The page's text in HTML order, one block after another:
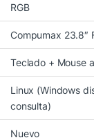
RGB
Compumax 23.8″
Teclado + Mouse
Linux (Windows
consulta)
Nuevo